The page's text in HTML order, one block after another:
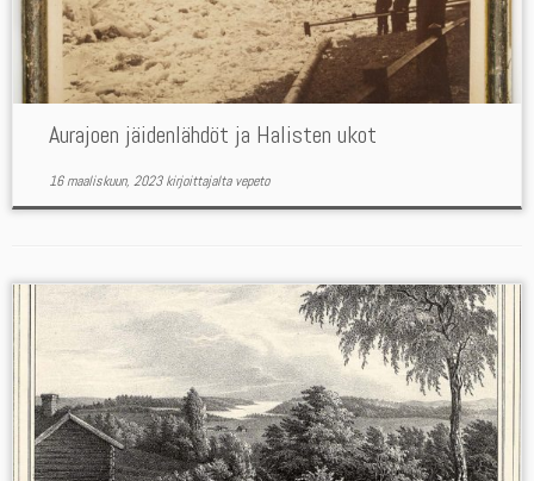
Aurajoen jäidenlähdöt ja Halisten ukot
16 maaliskuun, 2023 kirjoittajaltavepeto